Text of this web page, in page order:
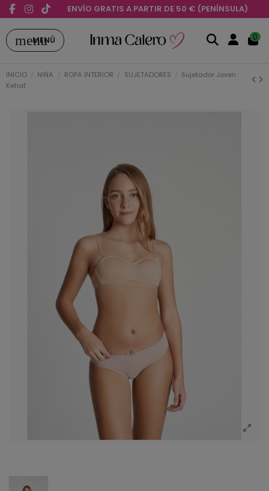
ENVÍO GRATIS A PARTIR DE 50 € (PENÍNSULA)
menu
MENÚ 0
INICIO NIÑA ROPA INTERIOR SUJETADORES
Sujetador Joven
Kehat